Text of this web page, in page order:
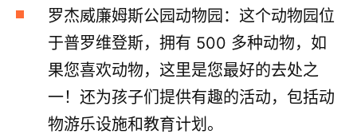
罗杰威廉姆斯公园动物园：这个动物园位
于普罗维登斯，拥有 500 多种动物，如
果您喜欢动物，这里是您最好的去处之
一！还为孩子们提供有趣的活动，包括动
物游乐设施和教育计划。